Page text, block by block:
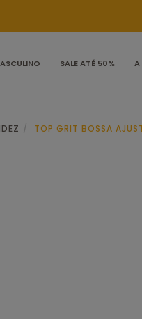
SALE ATÉ 50% A
TOP GRIT BOSSA